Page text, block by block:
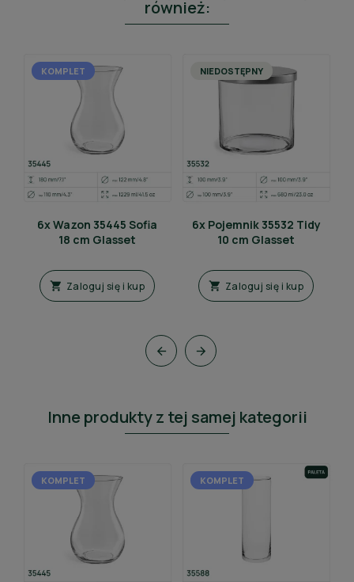
również:
KOMPLET
6x Wazon 35445 Sofia
18 cm Glasset
 Zaloguj się i kup
NIEDOSTĘPNY
6x Pojemnik 35532 Tidy
10 cm Glasset
 Zaloguj się i kup
 
Inne produkty z tej samej kategorii
KOMPLET KOMPLET